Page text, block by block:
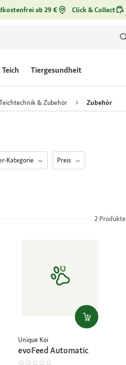
ab 29 € Click & Collect
Tiergesundheit
& Zubehör Zubehör
Kategorie Preis
2 Produkte
Unique Koi
evoFeed Automatic